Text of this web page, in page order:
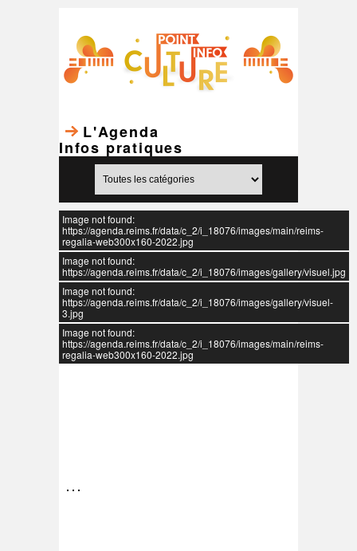
L'Agenda
Infos pratiques
Image not found:
https://agenda.reims.fr/data/c_2/i_18076/images/main/reims-
regalia-web300x160-2022.jpg
Image not found:
https://agenda.reims.fr/data/c_2/i_18076/images/gallery/visuel.jpg
Image not found:
https://agenda.reims.fr/data/c_2/i_18076/images/gallery/visuel-
3.jpg
Image not found:
https://agenda.reims.fr/data/c_2/i_18076/images/main/reims-
regalia-web300x160-2022.jpg